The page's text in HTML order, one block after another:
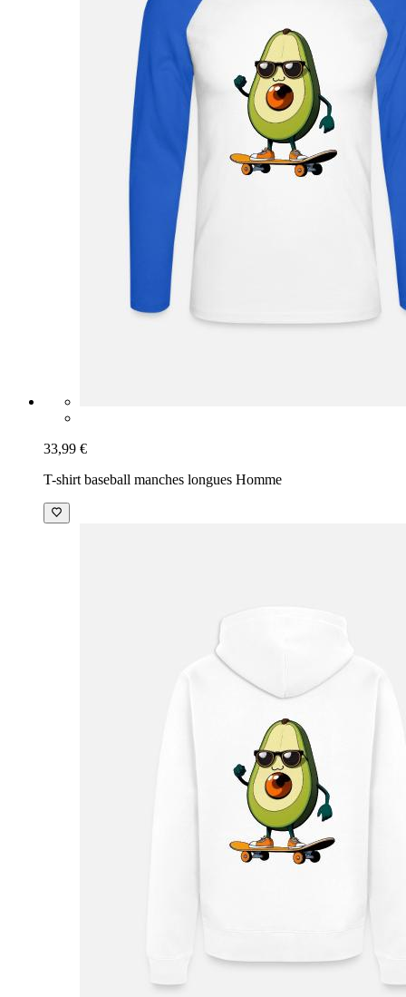
33,99 €
T-shirt baseball manches longues Homme